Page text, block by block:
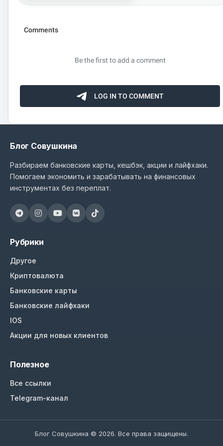
Блог Совушкина
Разбираем банковские карты, кешбэк, акции и лайфхаки.
Помогаем экономить и зарабатывать на финансовых
инструментах без переплат.
Рубрики
Другое
Криптовалюта
Банковские карты
Банковские лайфхаки
IOS
Акции для новых клиентов
Полезное
Все ссылки
Telegram-канал
Блог Совушкина © 2026. Все права защищены.